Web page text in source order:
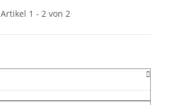
Artikel 1 - 2 von 2